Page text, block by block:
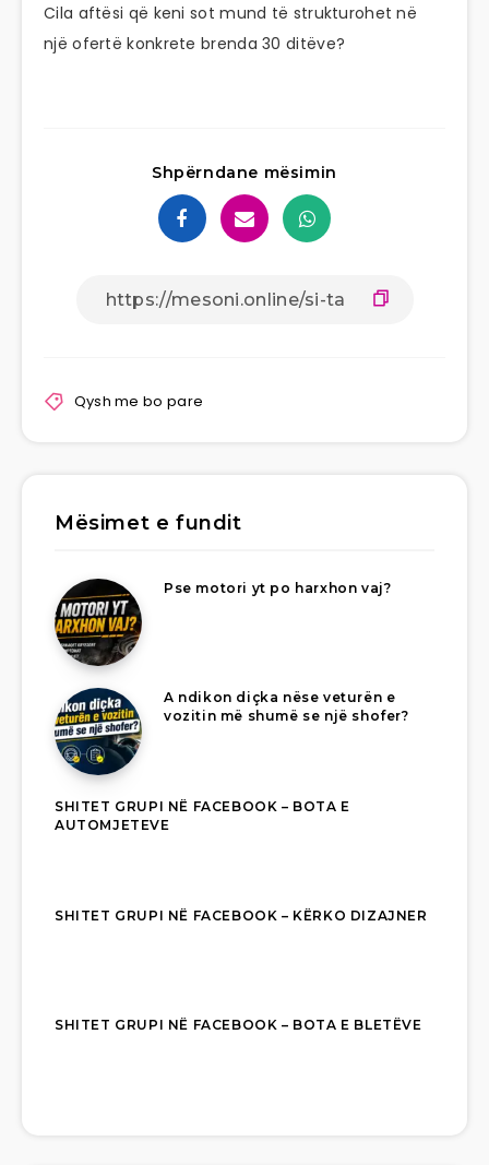
Cila aftësi që keni sot mund të strukturohet në
një ofertë konkrete brenda 30 ditëve?
Shpërndane mësimin
Qysh me bo pare
Mësimet e fundit
Pse motori yt po harxhon vaj?
A ndikon diçka nëse veturën e
vozitin më shumë se një shofer?
SHITET GRUPI NË FACEBOOK – BOTA E
AUTOMJETEVE
SHITET GRUPI NË FACEBOOK – KËRKO DIZAJNER
SHITET GRUPI NË FACEBOOK – BOTA E BLETËVE